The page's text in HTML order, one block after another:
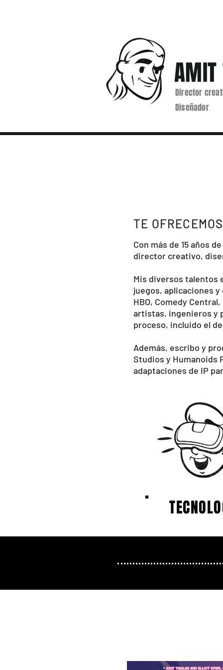
AMIT
Director
Diseñador
TE
Con más de 15 años
director creativo,
Mis diversos talentos
juegos, aplicaciones
HBO, Comedy
artistas, ingenieros y
proceso, incluido el
Además, escribo y
Studios y Humanoids
adaptaciones de IP